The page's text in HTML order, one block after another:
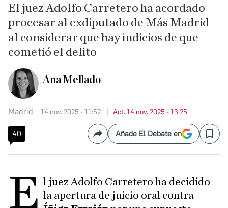
El juez Adolfo Carretero ha acordado
procesar al exdiputado de Más Madrid
al considerar que hay indicios de que
cometió el delito
Ana Mellado
Madrid 14 nov. 2025 - 11:52 Act. 14 nov. 2025 - 13:25
40 CompartirAñade El Debate en Save
E l juez Adolfo Carretero ha decidido
la apertura de juicio oral contra